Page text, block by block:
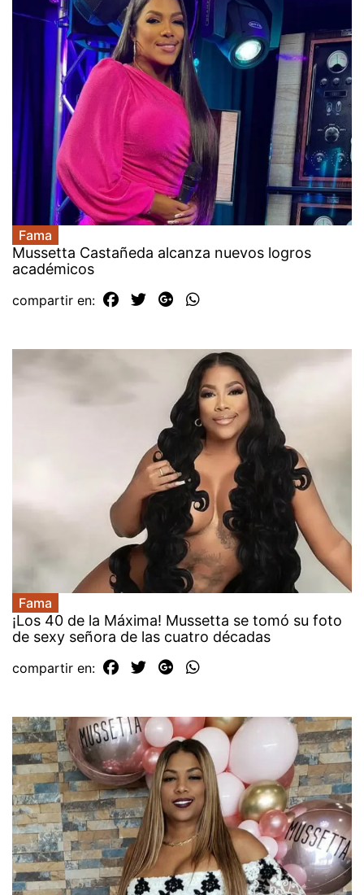
Fama
Mussetta Castañeda alcanza nuevos logros
académicos
compartir en:
Fama
¡Los 40 de la Máxima! Mussetta se tomó su foto
de sexy señora de las cuatro décadas
compartir en: